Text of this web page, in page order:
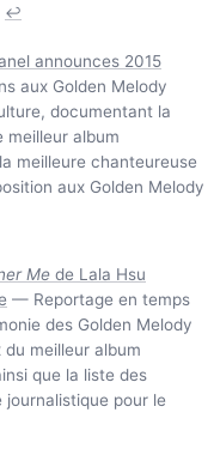
↩
announces 2015
aux Golden Melody
documentant la
meilleur album
meilleure chanteureuse
aux Golden Melody
Me de Lala Hsu
— Reportage en temps
des Golden Melody
meilleur album
que la liste des
pour le